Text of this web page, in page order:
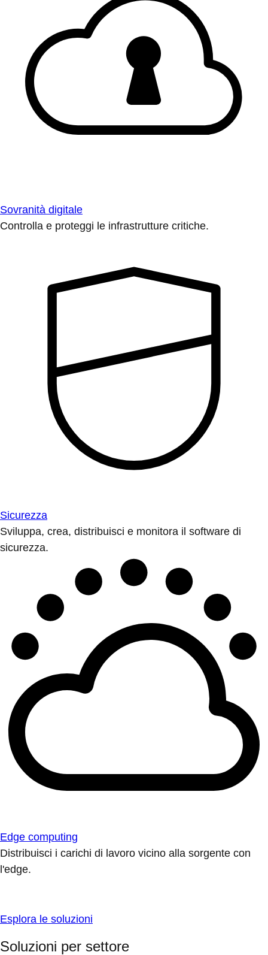
Sovranità digitale
Controlla e proteggi le infrastrutture critiche.
Sicurezza
Sviluppa, crea, distribuisci e monitora il software di
sicurezza.
Edge computing
Distribuisci i carichi di lavoro vicino alla sorgente con
l'edge.
Esplora le soluzioni
Soluzioni per settore